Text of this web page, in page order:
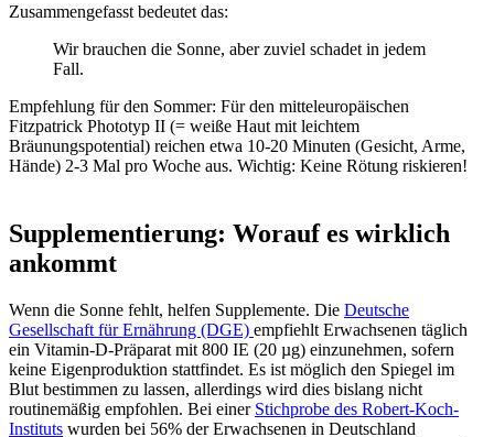
Zusammengefasst bedeutet das:
Wir brauchen die Sonne, aber zuviel schadet in jedem
Fall.
Empfehlung für den Sommer: Für den mitteleuropäischen
Fitzpatrick Phototyp II (= weiße Haut mit leichtem
Bräunungspotential) reichen etwa 10-20 Minuten (Gesicht, Arme,
Hände) 2-3 Mal pro Woche aus. Wichtig: Keine Rötung riskieren!
Supplementierung: Worauf es wirklich
ankommt
Wenn die Sonne fehlt, helfen Supplemente. Die Deutsche
Gesellschaft für Ernährung (DGE) empfiehlt Erwachsenen täglich
ein Vitamin-D-Präparat mit 800 IE (20 µg) einzunehmen, sofern
keine Eigenproduktion stattfindet. Es ist möglich den Spiegel im
Blut bestimmen zu lassen, allerdings wird dies bislang nicht
routinemäßig empfohlen. Bei einer Stichprobe des Robert-Koch-
Instituts wurden bei 56% der Erwachsenen in Deutschland